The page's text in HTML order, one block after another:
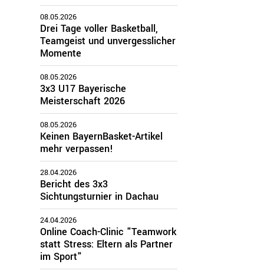
08.05.2026
Drei Tage voller Basketball,
Teamgeist und unvergesslicher
Momente
08.05.2026
3x3 U17 Bayerische
Meisterschaft 2026
08.05.2026
Keinen BayernBasket-Artikel
mehr verpassen!
28.04.2026
Bericht des 3x3
Sichtungsturnier in Dachau
24.04.2026
Online Coach-Clinic "Teamwork
statt Stress: Eltern als Partner
im Sport"
Oberbayern
Schwaben
Mittelfranken
Oberfranken
Unterfranken